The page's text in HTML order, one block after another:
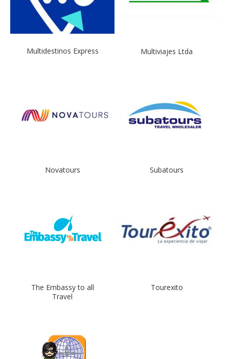
Multidestinos Express Multiviajes Ltda
Novatours Subatours
The Embassy to all
Travel
Tourexito